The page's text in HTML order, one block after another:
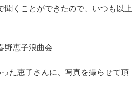
聞くことができたので、いつも以上
た恵子さんに、写真を撮らせて頂